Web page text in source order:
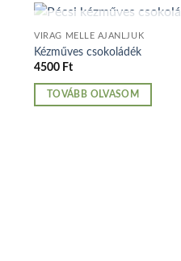
ELFOGYOTT
VIRÁG MELLÉ AJÁNLJUK
Kézműves csokoládék
4500 Ft
TOVÁBB OLVASOM